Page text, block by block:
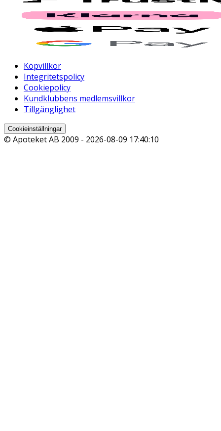
Köpvillkor
Integritetspolicy
Cookiepolicy
Kundklubbens medlemsvillkor
Tillgänglighet
Cookieinställningar
© Apoteket AB 2009 - 2026-08-09 17:40:10